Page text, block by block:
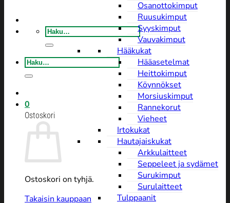
Etsi:
Etsi:
0
Ostoskori
Ostoskori on tyhjä.
Takaisin kauppaan
Osanottokimput
Ruusukimput
Syyskimput
Vauvakimput
Hääkukat
Hääasetelmat
Heittokimput
Köynnökset
Morsiuskimput
Rannekorut
Vieheet
Irtokukat
Hautajaiskukat
Arkkulaitteet
Seppeleet ja sydämet
Surukimput
Surulaitteet
Tulppaanit